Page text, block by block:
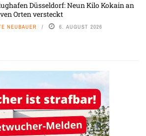
Düsseldorf: Neun Kilo Kokain an
Orten versteckt
NEUBAUER 6. AUGUST 2026